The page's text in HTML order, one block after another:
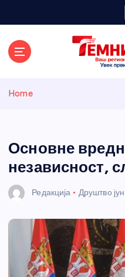
Home
Основне
независност,
Редакција Друштво